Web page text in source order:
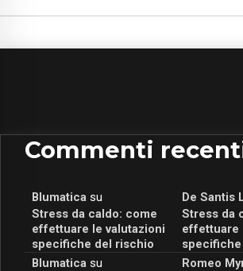
Commenti
Blumaticasu
Stress da caldo: come
effettuare le valutazioni
specifiche del rischio
De Santis
Stress da
effettuare
Blumaticasu
Romeo